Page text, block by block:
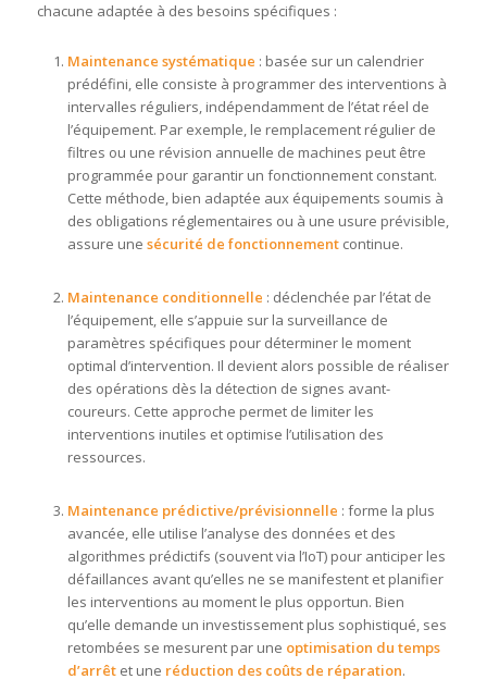
chacune adaptée à des besoins spécifiques :
Maintenance systématique : basée sur un calendrier
prédéfini, elle consiste à programmer des interventions à
intervalles réguliers, indépendamment de l’état réel de
l’équipement. Par exemple, le remplacement régulier de
filtres ou une révision annuelle de machines peut être
programmée pour garantir un fonctionnement constant.
Cette méthode, bien adaptée aux équipements soumis à
des obligations réglementaires ou à une usure prévisible,
assure une sécurité de fonctionnementcontinue.
Maintenance conditionnelle : déclenchée par l’état de
l’équipement, elle s’appuie sur la surveillance de
paramètres spécifiques pour déterminer le moment
optimal d’intervention. Il devient alors possible de réaliser
des opérations dès la détection de signes avant-
coureurs. Cette approche permet de limiter les
interventions inutiles et optimise l’utilisation des
ressources.
Maintenance prédictive/prévisionnelle : forme la plus
avancée, elle utilise l’analyse des données et des
algorithmes prédictifs (souvent via l’IoT) pour anticiper les
défaillances avant qu’elles ne se manifestent et planifier
les interventions au moment le plus opportun. Bien
qu’elle demande un investissement plus sophistiqué, ses
retombées se mesurent par une optimisation du temps
d’arrêtet une réduction des coûts de réparation.